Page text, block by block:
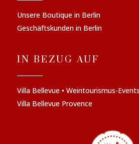
Unsere Boutique in Berlin
Geschäftskunden in Berlin
IN BEZUG AUF
Villa Bellevue • Weintourismus-Events
Villa Bellevue Provence